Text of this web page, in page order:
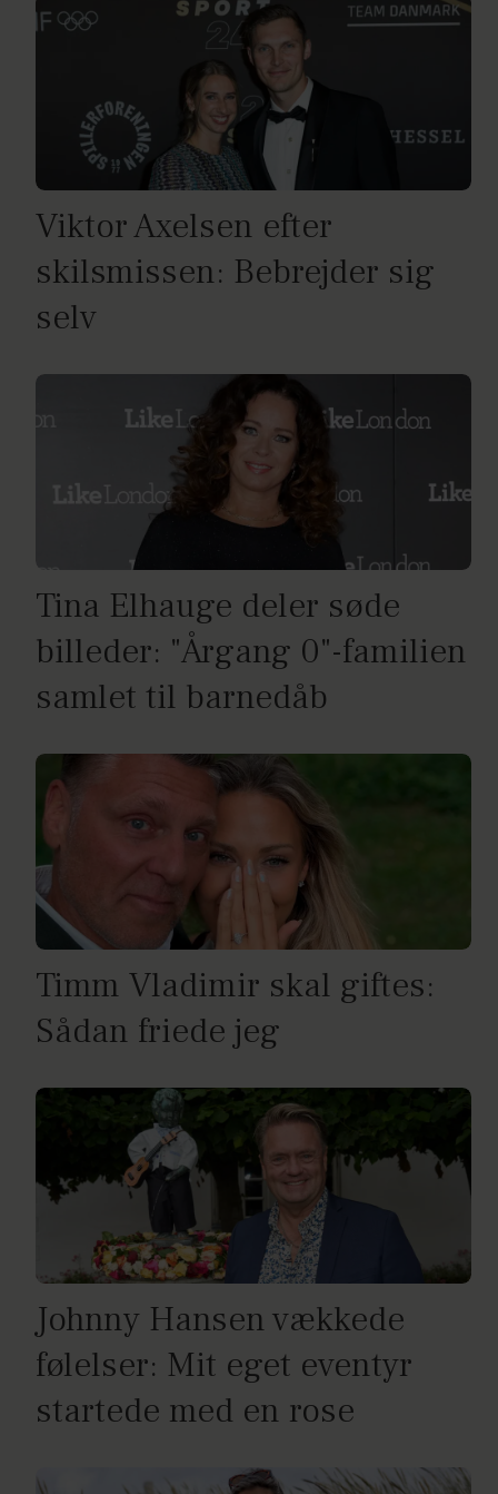
Viktor Axelsen efter
skilsmissen: Bebrejder sig
selv
Tina Elhauge deler søde
billeder: "Årgang 0"-familien
samlet til barnedåb
Timm Vladimir skal giftes:
Sådan friede jeg
Johnny Hansen vækkede
følelser: Mit eget eventyr
startede med en rose